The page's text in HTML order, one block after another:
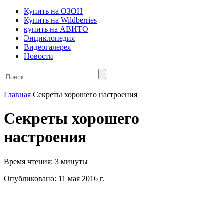
Купить на ОЗОН
Купить на Wildberries
купить на АВИТО
Энциклопедия
Видеогалерея
Новости
Главная Секреты хорошего настроения
Секреты хорошего
настроения
Время чтения: 3 минуты
Опубликовано: 11 мая 2016 г.